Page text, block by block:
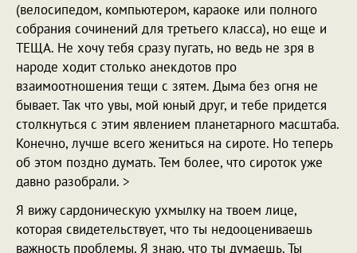
(велосипедом, компьютером, караоке или полного
собрания сочинений для третьего класса), но еще и
ТЕЩА. Не хочу тебя сразу пугать, но ведь не зря в
народе ходит столько анекдотов про
взаимоотношения тещи с зятем. Дыма без огня не
бывает. Так что увы, мой юный друг, и тебе придется
столкнуться с этим явлением планетарного масштаба.
Конечно, лучше всего жениться на сироте. Но теперь
об этом поздно думать. Тем более, что сироток уже
давно разобрали. >
Я вижу сардоническую ухмылку на твоем лице,
которая свидетельствует, что ты недооцениваешь
важность проблемы. Я знаю, что ты думаешь. Ты